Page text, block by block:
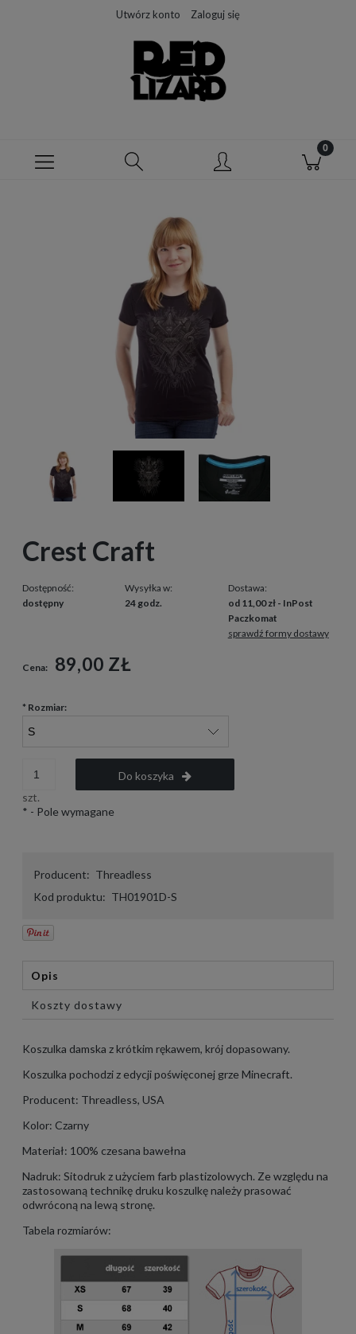
Utwórz konto Zaloguj się
Crest Craft
Dostępność:
dostępny
Wysyłka w:
24 godz.
Dostawa:
od 11,00 zł - InPost
Paczkomat
sprawdź formy dostawy
Cena: 89,00 ZŁ
* Rozmiar:
szt.
Do koszyka
* - Pole wymagane
Producent: Threadless
Kod produktu: TH01901D-S
Opis
Koszty dostawy
Koszulka damska z krótkim rękawem, krój dopasowany.
Koszulka pochodzi z edycji poświęconej grze Minecraft.
Producent: Threadless, USA
Kolor: Czarny
Materiał: 100% czesana bawełna
Nadruk: Sitodruk z użyciem farb plastizolowych. Ze względu na
zastosowaną technikę druku koszulkę należy prasować
odwróconą na lewą stronę.
Tabela rozmiarów: